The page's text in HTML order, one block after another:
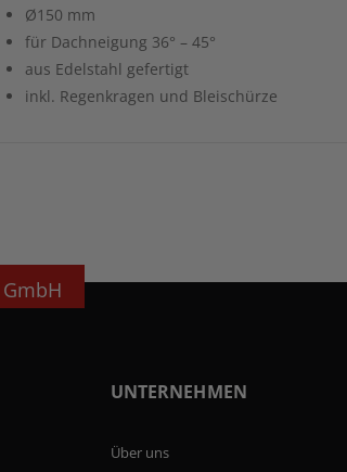
Ø150 mm
für Dachneigung 36° – 45°
aus Edelstahl gefertigt
inkl. Regenkragen und Bleischürze
UNTERNEHMEN
Über uns